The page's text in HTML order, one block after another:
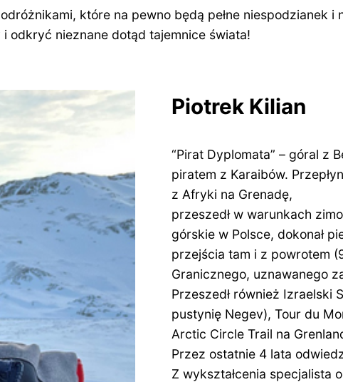
które na pewno będą pełne niespodzianek
odkryć nieznane dotąd tajemnice świata!
Piotrek Kilian
“Pirat Dyplomata” – góral z
piratem z Karaibów.
z Afryki na Grenadę,
przeszedł w warunkach
górskie w Polsce, dokonał
przejścia tam i z powrotem
Granicznego, uznawanego
Przeszedł również Izraelski
pustynię Negev), Tour du
Arctic Circle Trail na
Przez ostatnie 4 lata
Z wykształcenia specjalista